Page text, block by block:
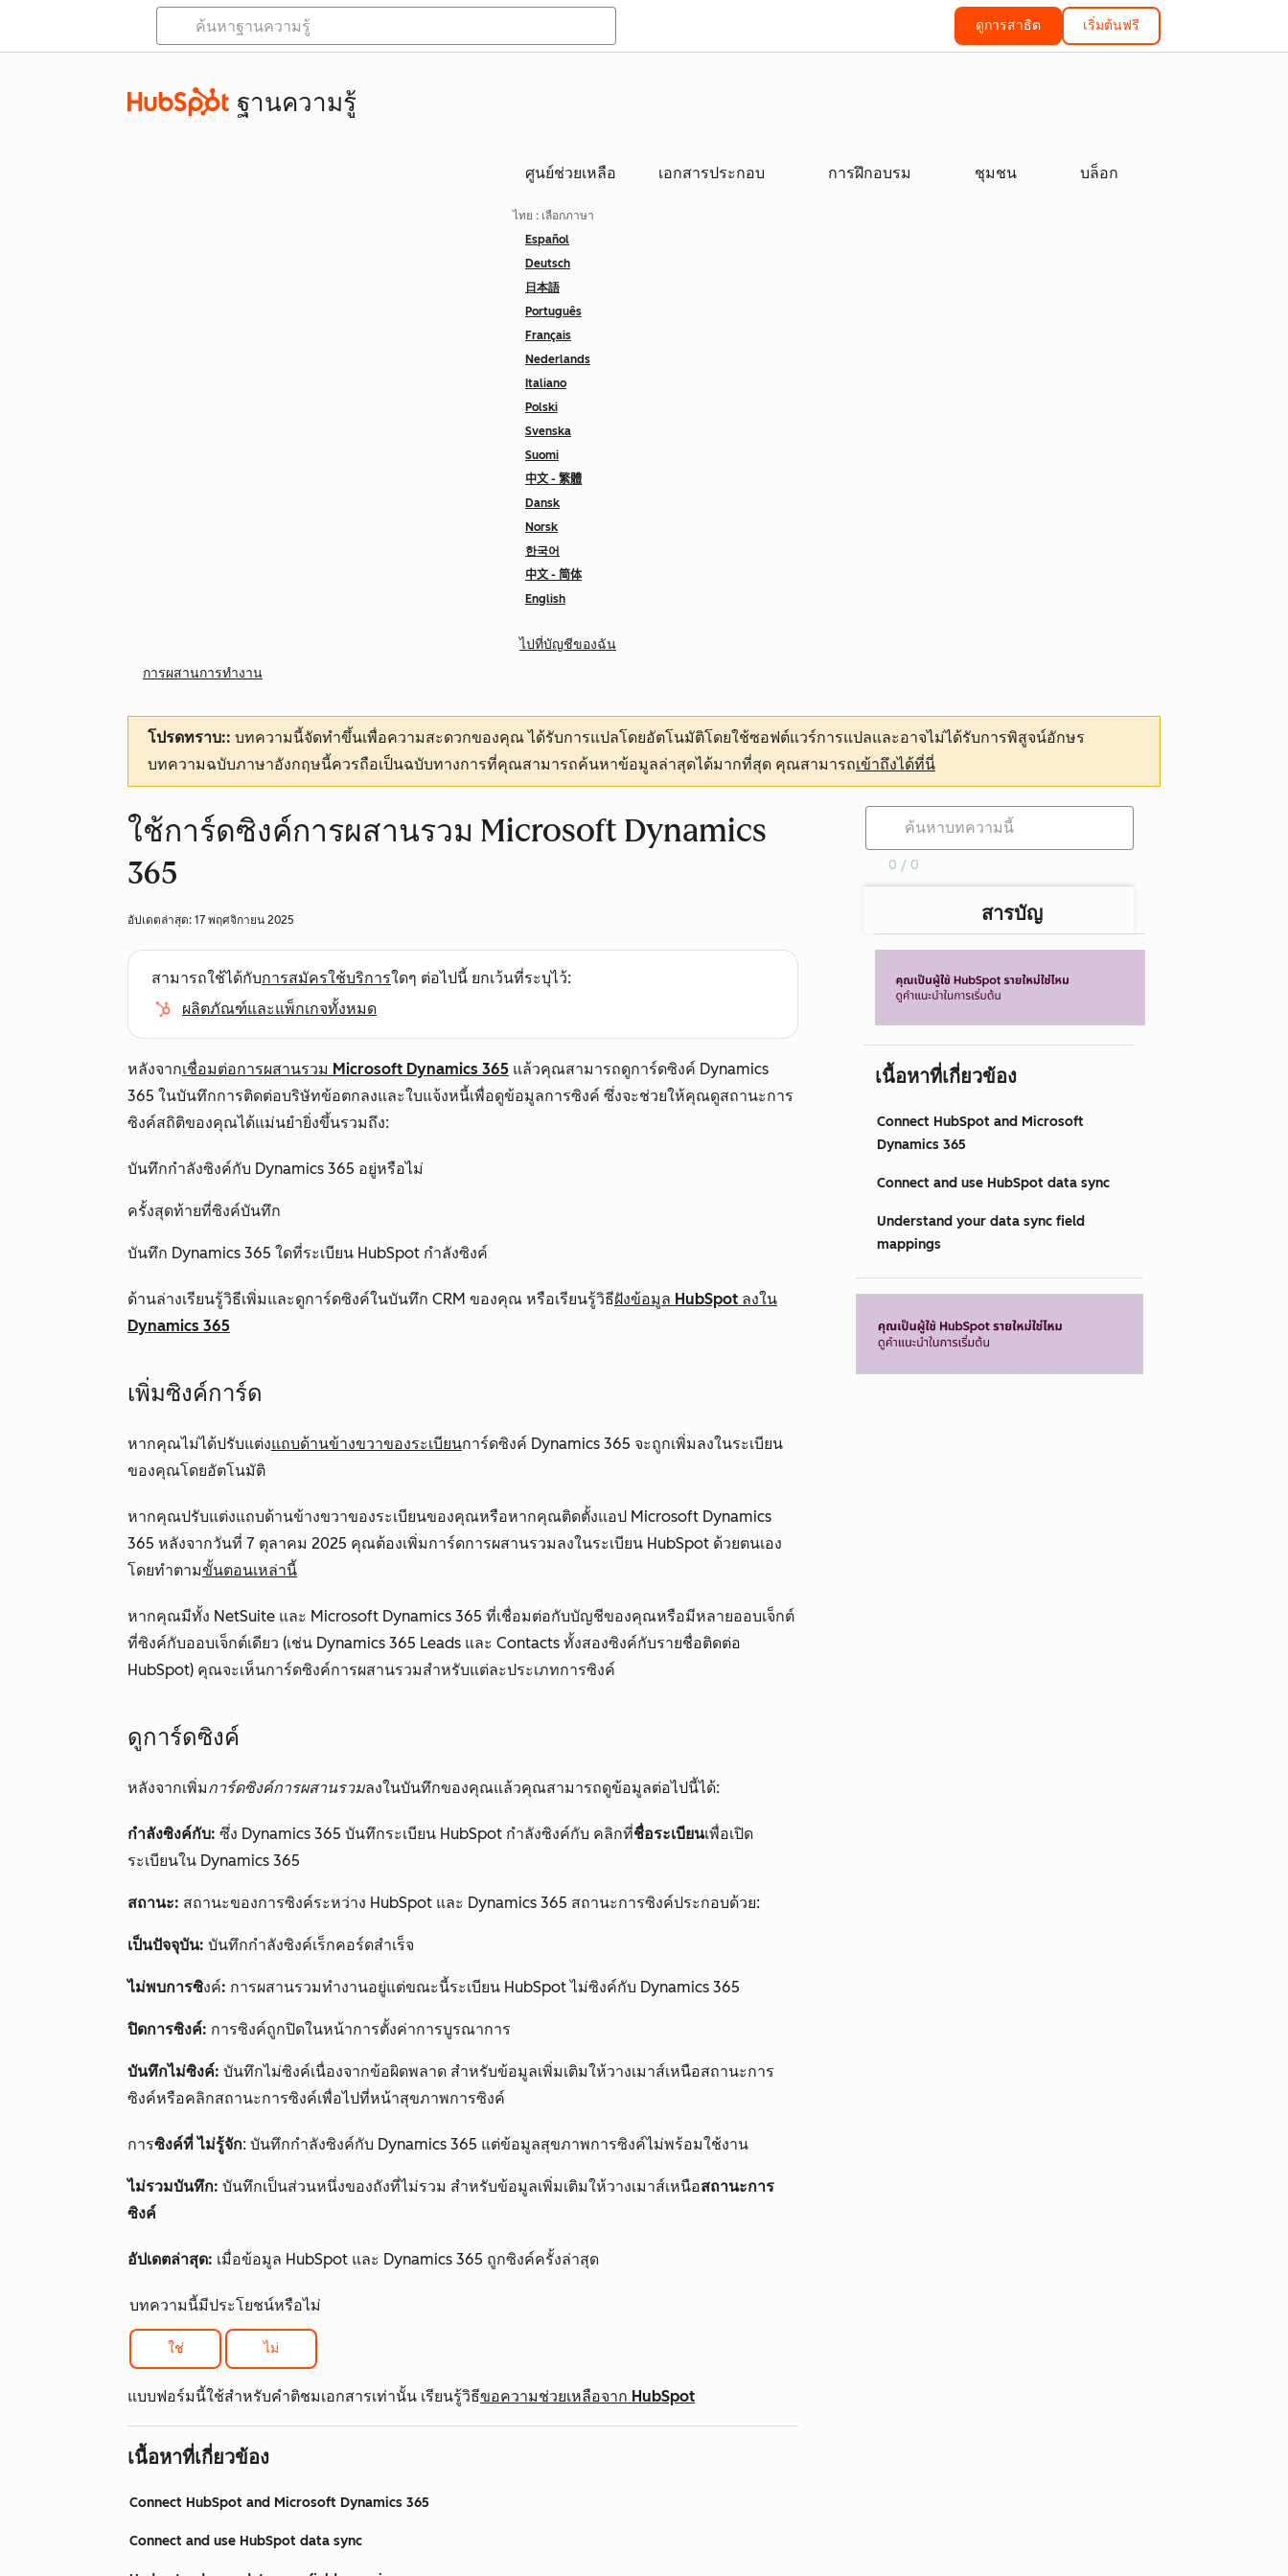
ดูการสาธิต เริ่มต้นฟรี
ฐานความรู้
ศูนย์ช่วยเหลือ เอกสารประกอบ การฝึกอบรม ชุมชน บล็อก
ไทย : เลือกภาษา
Español
Deutsch
日本語
Português
Français
Nederlands
Italiano
Polski
Svenska
Suomi
中文 - 繁體
Dansk
Norsk
한국어
中文 - 简体
English
ไปที่บัญชีของฉัน
การผสานการทำงาน
โปรดทราบ:: บทความนี้จัดทำขึ้นเพื่อความสะดวกของคุณได้รับการแปลโดยอัตโนมัติโดยใช้ซอฟต์แวร์การแปลและอาจไม่ได้รับการพิสูจน์อักษร
บทความฉบับภาษาอังกฤษนี้ควรถือเป็นฉบับทางการที่คุณสามารถค้นหาข้อมูลล่าสุดได้มากที่สุด คุณสามารถเข้าถึงได้ที่นี่
ใช้การ์ดซิงค์การผสานรวม Microsoft Dynamics
365
อัปเดตล่าสุด: 17 พฤศจิกายน 2025
สามารถใช้ได้กับการสมัครใช้บริการใดๆ ต่อไปนี้ ยกเว้นที่ระบุไว้:
ผลิตภัณฑ์และแพ็กเกจทั้งหมด
หลังจากเชื่อมต่อการผสานรวม Microsoft Dynamics 365 แล้วคุณสามารถดูการ์ดซิงค์ Dynamics
365 ในบันทึกการติดต่อบริษัทข้อตกลงและใบแจ้งหนี้เพื่อดูข้อมูลการซิงค์ ซึ่งจะช่วยให้คุณดูสถานะการ
ซิงค์สถิติของคุณได้แม่นยำยิ่งขึ้นรวมถึง:
บันทึกกำลังซิงค์กับ Dynamics 365 อยู่หรือไม่
ครั้งสุดท้ายที่ซิงค์บันทึก
บันทึก Dynamics 365 ใดที่ระเบียน HubSpot กำลังซิงค์
ด้านล่างเรียนรู้วิธีเพิ่มและดูการ์ดซิงค์ในบันทึก CRM ของคุณ หรือเรียนรู้วิธีฝังข้อมูล HubSpot ลงใน
Dynamics 365
เพิ่มซิงค์การ์ด
หากคุณไม่ได้ปรับแต่งแถบด้านข้างขวาของระเบียนการ์ดซิงค์ Dynamics 365 จะถูกเพิ่มลงในระเบียน
ของคุณโดยอัตโนมัติ
หากคุณปรับแต่งแถบด้านข้างขวาของระเบียนของคุณหรือหากคุณติดตั้งแอป Microsoft Dynamics
365 หลังจากวันที่ 7 ตุลาคม 2025 คุณต้องเพิ่มการ์ดการผสานรวมลงในระเบียน HubSpot ด้วยตนเอง
โดยทำตามขั้นตอนเหล่านี้
หากคุณมีทั้ง NetSuite และ Microsoft Dynamics 365 ที่เชื่อมต่อกับบัญชีของคุณหรือมีหลายออบเจ็กต์
ที่ซิงค์กับออบเจ็กต์เดียว (เช่น Dynamics 365 Leads และ Contacts ทั้งสองซิงค์กับรายชื่อติดต่อ
HubSpot) คุณจะเห็นการ์ดซิงค์การผสานรวมสำหรับแต่ละประเภทการซิงค์
ดูการ์ดซิงค์
หลังจากเพิ่มการ์ดซิงค์การผสานรวมลงในบันทึกของคุณแล้วคุณสามารถดูข้อมูลต่อไปนี้ได้:
กำลังซิงค์กับ: ซึ่ง Dynamics 365 บันทึกระเบียน HubSpot กำลังซิงค์กับ คลิกที่ชื่อระเบียนเพื่อเปิด
ระเบียนใน Dynamics 365
สถานะ: สถานะของการซิงค์ระหว่าง HubSpot และ Dynamics 365 สถานะการซิงค์ประกอบด้วย:
เป็นปัจจุบัน: บันทึกกำลังซิงค์เร็กคอร์ดสำเร็จ
ไม่พบการซิงค์: การผสานรวมทำงานอยู่แต่ขณะนี้ระเบียน HubSpot ไม่ซิงค์กับ Dynamics 365
ปิดการซิงค์: การซิงค์ถูกปิดในหน้าการตั้งค่าการบูรณาการ
บันทึกไม่ซิงค์: บันทึกไม่ซิงค์เนื่องจากข้อผิดพลาด สำหรับข้อมูลเพิ่มเติมให้วางเมาส์เหนือสถานะการ
ซิงค์หรือคลิกสถานะการซิงค์เพื่อไปที่หน้าสุขภาพการซิงค์
การซิงค์ที่ ไม่รู้จัก: บันทึกกำลังซิงค์กับ Dynamics 365 แต่ข้อมูลสุขภาพการซิงค์ไม่พร้อมใช้งาน
ไม่รวมบันทึก: บันทึกเป็นส่วนหนึ่งของถังที่ไม่รวม สำหรับข้อมูลเพิ่มเติมให้วางเมาส์เหนือสถานะการ
ซิงค์
อัปเดตล่าสุด: เมื่อข้อมูล HubSpot และ Dynamics 365 ถูกซิงค์ครั้งล่าสุด
บทความนี้มีประโยชน์หรือไม่
ใช่ ไม่
แบบฟอร์มนี้ใช้สำหรับคำติชมเอกสารเท่านั้น เรียนรู้วิธีขอความช่วยเหลือจาก HubSpot
เนื้อหาที่เกี่ยวข้อง
Connect HubSpot and Microsoft Dynamics 365
Connect and use HubSpot data sync
0 / 0
สารบัญ
เนื้อหาที่เกี่ยวข้อง
Connect HubSpot and Microsoft
Dynamics 365
Connect and use HubSpot data sync
Understand your data sync field
mappings